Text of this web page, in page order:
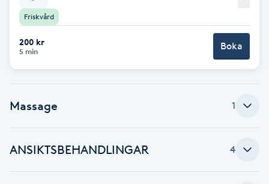
Hudvård
Hyaluronsyra
Hyperhidros
Hårborttagning
Friskvård
200 kr
5 min Boka
Massage 1
ANSIKTSBEHANDLINGAR 4